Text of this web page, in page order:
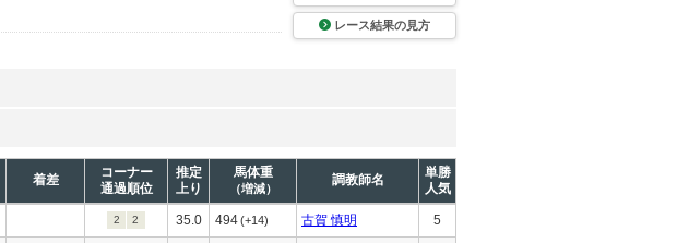
レース結果の見方
着差
コーナー
通過順位
推定
上り
馬体重
（増減）
調教師名
単勝
人気
2 2 35.0 494(+14) 古賀 慎明 5